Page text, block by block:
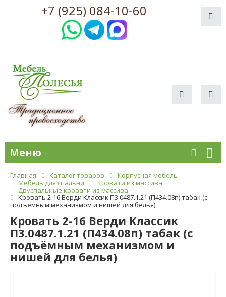
+7 (925) 084-10-60
Меню
Главная Каталог товаров
Корпусная мебель
Мебель для спальни
Кровати из массива
Двуспальные кровати из массива
Кровать 2-16 Верди Классик П3.0487.1.21 (П434.08п) табак (с
подъёмным механизмом и нишей для белья)
Кровать 2-16 Верди Классик
П3.0487.1.21 (П434.08п) табак (с
подъёмным механизмом и
нишей для белья)